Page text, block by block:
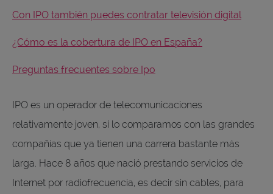
Con IPO también puedes contratar televisión digital
¿Cómo es la cobertura de IPO en España?
Preguntas frecuentes sobre Ipo
IPO es un operador de telecomunicaciones
relativamente joven, si lo comparamos con las grandes
compañías que ya tienen una carrera bastante más
larga. Hace 8 años que nació prestando servicios de
Internet por radiofrecuencia, es decir sin cables, para